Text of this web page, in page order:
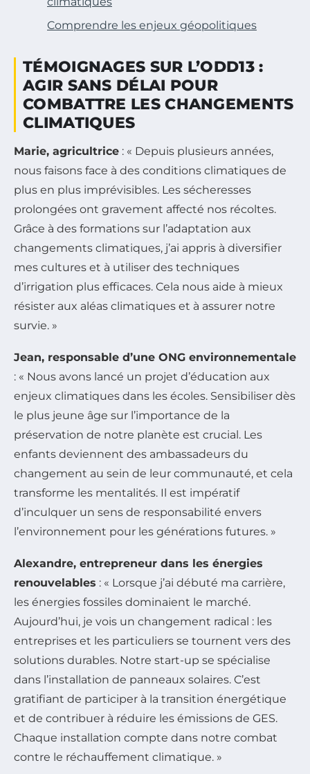
Comprendre les enjeux géopolitiques
TÉMOIGNAGES SUR L’ODD13 :
AGIR SANS DÉLAI POUR
COMBATTRE LES CHANGEMENTS
CLIMATIQUES
Marie, agricultrice : « Depuis plusieurs années,
nous faisons face à des conditions climatiques de
plus en plus imprévisibles. Les sécheresses
prolongées ont gravement affecté nos récoltes.
Grâce à des formations sur l’adaptation aux
changements climatiques, j’ai appris à diversifier
mes cultures et à utiliser des techniques
d’irrigation plus efficaces. Cela nous aide à mieux
résister aux aléas climatiques et à assurer notre
survie. »
Jean, responsable d’une ONG environnementale
: « Nous avons lancé un projet d’éducation aux
enjeux climatiques dans les écoles. Sensibiliser dès
le plus jeune âge sur l’importance de la
préservation de notre planète est crucial. Les
enfants deviennent des ambassadeurs du
changement au sein de leur communauté, et cela
transforme les mentalités. Il est impératif
d’inculquer un sens de responsabilité envers
l’environnement pour les générations futures. »
Alexandre, entrepreneur dans les énergies
renouvelables : « Lorsque j’ai débuté ma carrière,
les énergies fossiles dominaient le marché.
Aujourd’hui, je vois un changement radical : les
entreprises et les particuliers se tournent vers des
solutions durables. Notre start-up se spécialise
dans l’installation de panneaux solaires. C’est
gratifiant de participer à la transition énergétique
et de contribuer à réduire les émissions de GES.
Chaque installation compte dans notre combat
contre le réchauffement climatique. »